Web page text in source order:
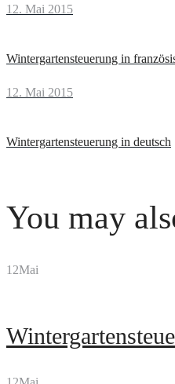
Prev
12. Mai 2015
Wintergartensteuerung in
Next
12. Mai 2015
Wintergartensteuerung in deutsch
You may
12Mai